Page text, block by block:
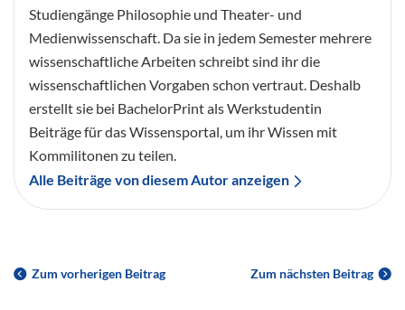
Studiengänge Philosophie und Theater- und
Medienwissenschaft. Da sie in jedem Semester mehrere
wissenschaftliche Arbeiten schreibt sind ihr die
wissenschaftlichen Vorgaben schon vertraut. Deshalb
erstellt sie bei BachelorPrint als Werkstudentin
Beiträge für das Wissensportal, um ihr Wissen mit
Kommilitonen zu teilen.
Alle Beiträge von diesem Autor anzeigen
Zum vorherigen Beitrag Zum nächsten Beitrag